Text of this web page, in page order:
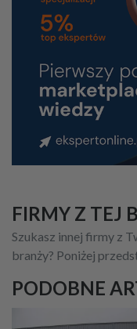
FIRMY Z TEJ
Szukasz innej firmy z
branży? Poniżej
PODOBNE